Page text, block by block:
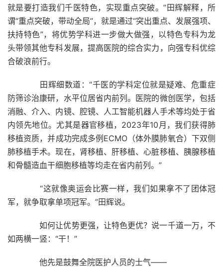
就是要打造我们千医特色，实现重点突破。”田辉解释，所
谓“重点突破，带动全局”，就是通过“突出重点、发展强项、
扶持特色”，将优势学科进一步做大做强，以特色专科为龙
头带领其他专科发展，提高医院的综合实力，向强专科优综
合破浪前行。
田辉细数道：“千医的学科定位就是疑难、危重症
防筛诊治康研，水平位居省内前列。医院的微创医学，包括
消融、介入、内镜、腔镜、人工智能机器人手术等均处于省
内领先地位。尤其是器官移植，2023年10月，我们获得肺
移植资质，并成功完成多例ECMO（体外膜肺氧合）下双侧
肺移植手术。现在，肾移植、肝移植、心脏移植、胰腺移植
和骨髓造血干细胞移植等均走在省内前列。”
“这就像奥运会比赛一样，我们如果拿不了团体冠
军，就争取拿单项冠军。”田辉说。
如何让优势更强，让特色更优？说一千道一万，不
如两横一竖：“干！”
他先是鼓舞全院医护人员的士气——